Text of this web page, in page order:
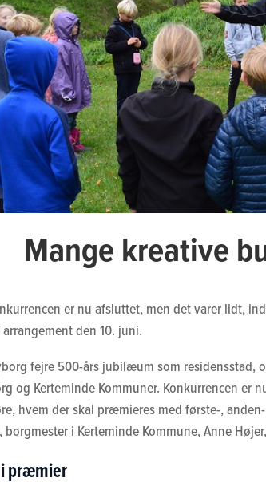
Mange kreative
er nu afsluttet, men det varer lidt,
den 10. juni.
fejre 500-års jubilæum som
og Kerteminde Kommuner. Konkurrencen
hvem der skal præmieres med første-,
borgmester i Kerteminde Kommune, Anne
præmier